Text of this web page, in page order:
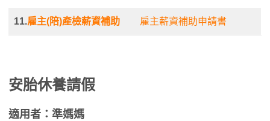
11.雇主(陪)產檢薪資補助 雇主薪資補助申請書
安胎休養請假
適用者：準媽媽